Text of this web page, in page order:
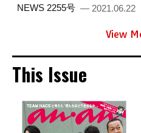
NEWS 2255号 — 2021.06.22
View
This Issue